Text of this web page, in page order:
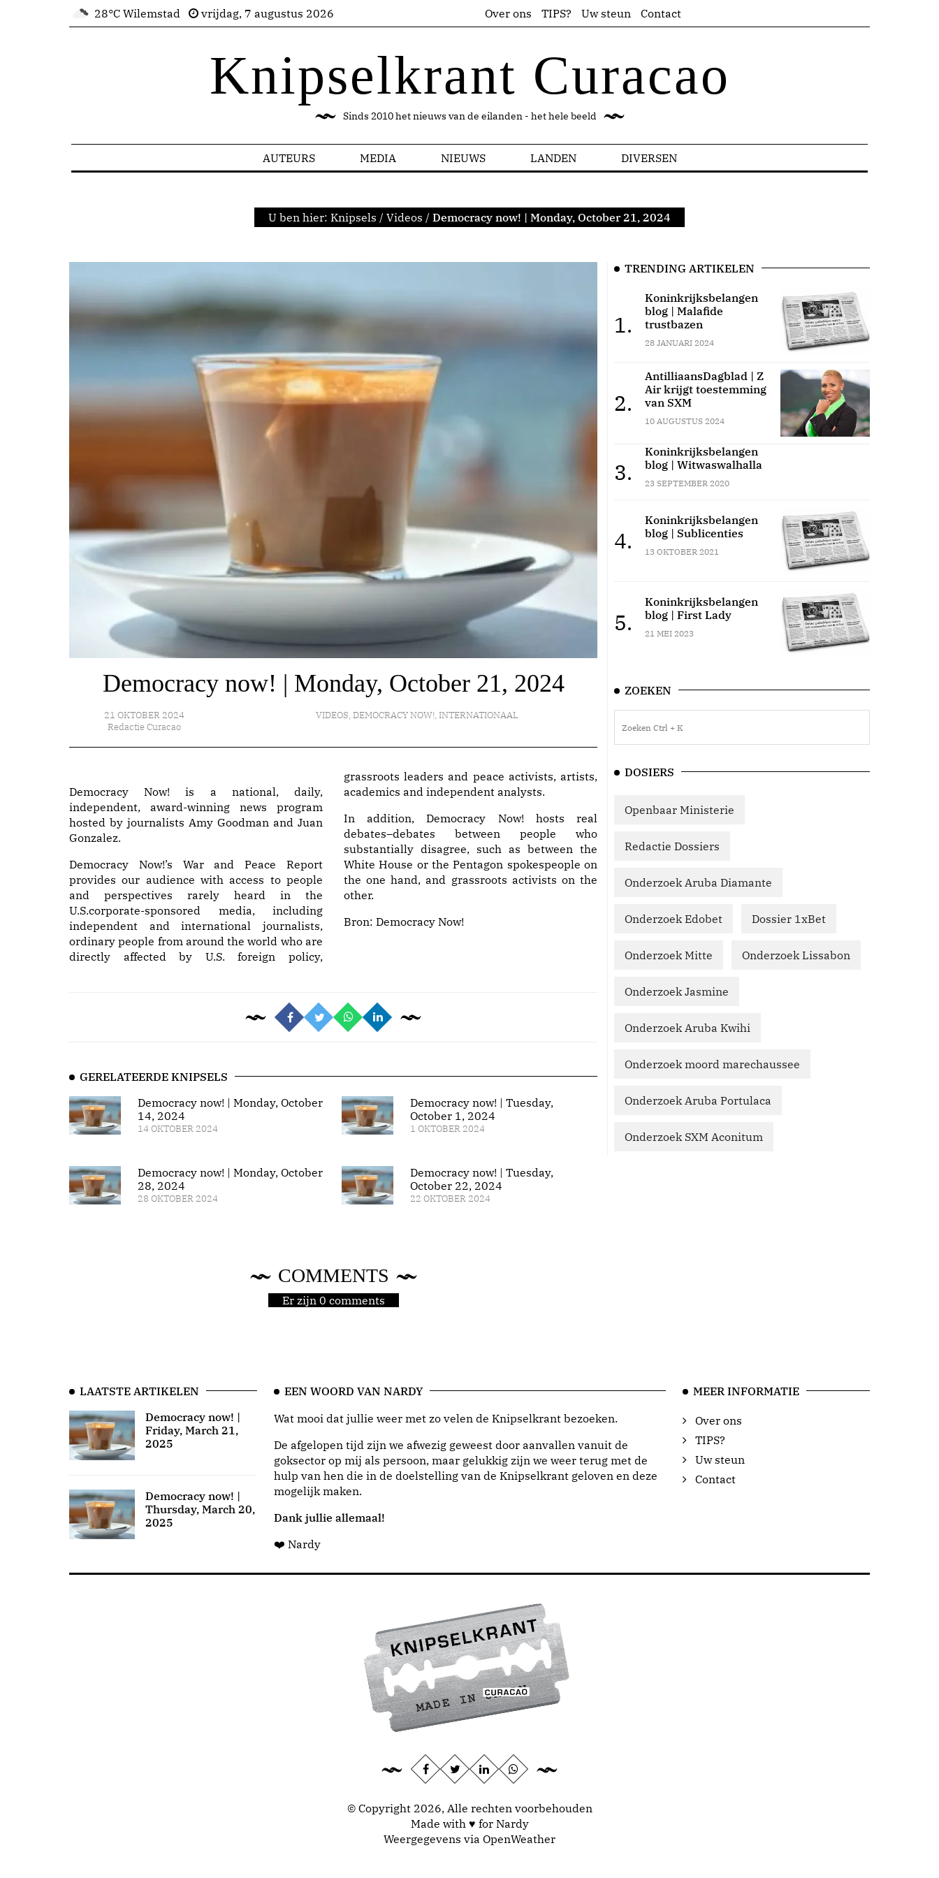
28°C Wilemstad vrijdag, 7 augustus 2026 Over ons TIPS? Uw steun Contact
Knipselkrant Curacao
Sinds 2010 het nieuws van de eilanden - het hele beeld
AUTEURS MEDIA NIEUWS LANDEN DIVERSEN
U ben hier: Knipsels / Videos / Democracy now! | Monday, October 21, 2024
Democracy now! | Monday, October 21, 2024
21 OKTOBER 2024
Redactie Curacao
VIDEOS, DEMOCRACY NOW!, INTERNATIONAAL
Democracy Now! is a national, daily,
independent, award-winning news program
hosted by journalists Amy Goodman and Juan
Gonzalez.
Democracy Now!’s War and Peace Report
provides our audience with access to people
and perspectives rarely heard in the
U.S.corporate-sponsored media, including
independent and international journalists,
ordinary people from around the world who are
directly affected by U.S. foreign policy,
grassroots leaders and peace activists, artists,
academics and independent analysts.
In addition, Democracy Now! hosts real
debates–debates between people who
substantially disagree, such as between the
White House or the Pentagon spokespeople on
the one hand, and grassroots activists on the
other.
Bron: Democracy Now!
GERELATEERDE KNIPSELS
Democracy now! | Monday, October
14, 2024
14 OKTOBER 2024
Democracy now! | Monday, October
28, 2024
28 OKTOBER 2024
Democracy now! | Tuesday,
October 1, 2024
1 OKTOBER 2024
Democracy now! | Tuesday,
October 22, 2024
22 OKTOBER 2024
COMMENTS
Er zijn 0 comments
TRENDING ARTIKELEN
1.
Koninkrijksbelangen
blog | Malafide
trustbazen
28 JANUARI 2024
2.
AntilliaansDagblad | Z
Air krijgt toestemming
van SXM
10 AUGUSTUS 2024
3.
Koninkrijksbelangen
blog | Witwaswalhalla
23 SEPTEMBER 2020
4.
Koninkrijksbelangen
blog | Sublicenties
13 OKTOBER 2021
5.
Koninkrijksbelangen
blog | First Lady
21 MEI 2023
ZOEKEN
DOSIERS
Openbaar Ministerie
Redactie Dossiers
Onderzoek Aruba Diamante
Onderzoek Edobet Dossier 1xBet
Onderzoek Mitte Onderzoek Lissabon
Onderzoek Jasmine
Onderzoek Aruba Kwihi
Onderzoek moord marechaussee
Onderzoek Aruba Portulaca
Onderzoek SXM Aconitum
LAATSTE ARTIKELEN
Democracy now! |
Friday, March 21,
2025
Democracy now! |
Thursday, March 20,
2025
EEN WOORD VAN NARDY
Wat mooi dat jullie weer met zo velen de Knipselkrant bezoeken.
De afgelopen tijd zijn we afwezig geweest door aanvallen vanuit de
goksector op mij als persoon, maar gelukkig zijn we weer terug met de
hulp van hen die in de doelstelling van de Knipselkrant geloven en deze
mogelijk maken.
Dank jullie allemaal!
❤️ Nardy
MEER INFORMATIE
Over ons
TIPS?
Uw steun
Contact
© Copyright 2026, Alle rechten voorbehouden
Made with ♥ for Nardy
Weergegevens via OpenWeather